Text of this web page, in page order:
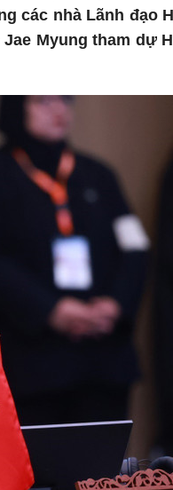
các nhà Lãnh đạo
Myung tham dự